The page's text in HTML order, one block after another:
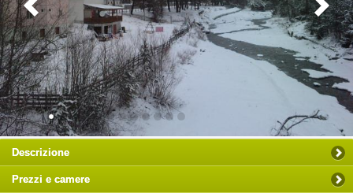
Descrizione
Prezzi e camere